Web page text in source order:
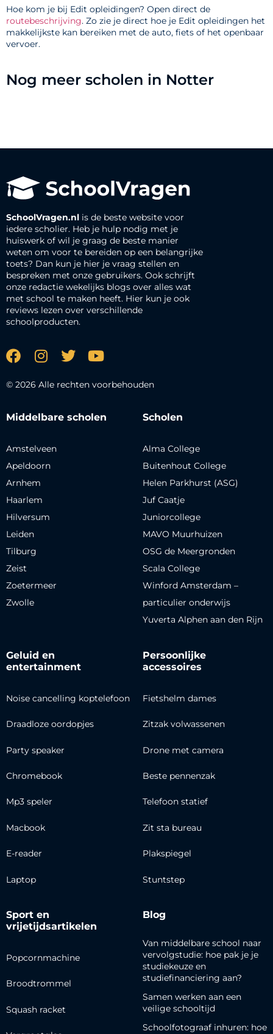
Hoe kom je bij Edit opleidingen? Open direct de
routebeschrijving. Zo zie je direct hoe je Edit opleidingen het
makkelijkste kan bereiken met de auto, fiets of het openbaar
vervoer.
Nog meer scholen in Notter
SchoolVragen.nl is de beste website voor
iedere scholier. Heb je hulp nodig met je
huiswerk of wil je graag de beste manier
weten om voor te bereiden op een belangrijke
toets? Dan kun je hier je vraag stellen en
bespreken met onze gebruikers. Ook schrijft
onze redactie wekelijks blogs over alles wat
met school te maken heeft. Hier kun je ook
reviews lezen over verschillende
schoolproducten.
© 2026 Alle rechten voorbehouden
Middelbare scholen
Amstelveen
Apeldoorn
Arnhem
Haarlem
Hilversum
Leiden
Tilburg
Zeist
Zoetermeer
Zwolle
Scholen
Alma College
Buitenhout College
Helen Parkhurst (ASG)
Juf Caatje
Juniorcollege
MAVO Muurhuizen
OSG de Meergronden
Scala College
Winford Amsterdam –
particulier onderwijs
Yuverta Alphen aan den Rijn
Geluid en
entertainment
Noise cancelling koptelefoon
Draadloze oordopjes
Party speaker
Chromebook
Mp3 speler
Macbook
E-reader
Laptop
Persoonlijke
accessoires
Fietshelm dames
Zitzak volwassenen
Drone met camera
Beste pennenzak
Telefoon statief
Zit sta bureau
Plakspiegel
Stuntstep
Sport en
vrijetijdsartikelen
Popcornmachine
Broodtrommel
Squash racket
Blog
Van middelbare school naar
vervolgstudie: hoe pak je je
studiekeuze en
studiefinanciering aan?
Samen werken aan een
veilige schooltijd
Schoolfotograaf inhuren: hoe